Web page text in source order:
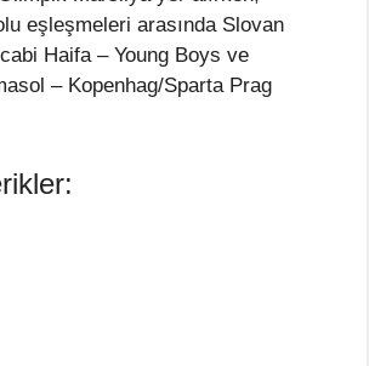
eşleşmeleri arasında Slovan
Haifa – Young Boys ve
– Kopenhag/Sparta Prag